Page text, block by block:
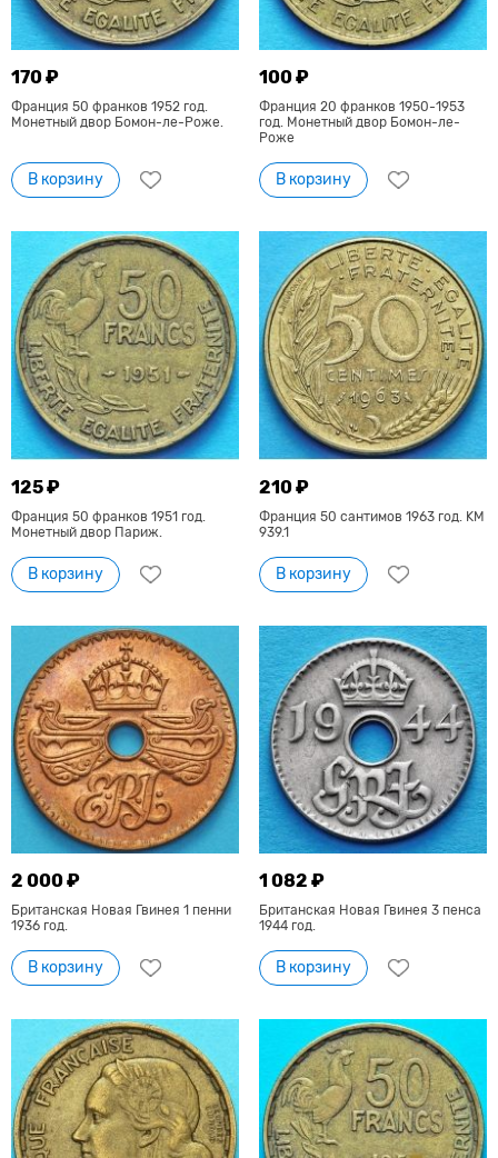
170 ₽
Франция 50 франков 1952 год.
Монетный двор Бомон-ле-Роже.
В корзину
100 ₽
Франция 20 франков 1950-1953
год. Монетный двор Бомон-ле-
Роже
В корзину
125 ₽
Франция 50 франков 1951 год.
Монетный двор Париж.
В корзину
210 ₽
Франция 50 сантимов 1963 год. KM
939.1
В корзину
2 000 ₽
Британская Новая Гвинея 1 пенни
1936 год.
В корзину
1 082 ₽
Британская Новая Гвинея 3 пенса
1944 год.
В корзину